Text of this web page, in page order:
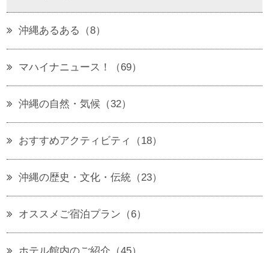
沖縄あるある（8）
マハイナニュース！（69）
沖縄の自然・気候（32）
おすすめアクティビティ（18）
沖縄の歴史・文化・伝統（23）
オススメご宿泊プラン（6）